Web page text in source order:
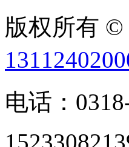
版权所有
电话：